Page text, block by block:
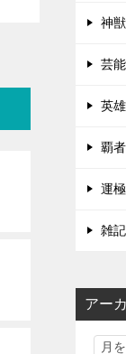
神
芸
英
覇
運
雑記
アー